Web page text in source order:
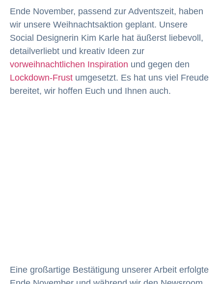
Ende November, passend zur Adventszeit, haben
wir unsere Weihnachtsaktion geplant. Unsere
Social Designerin Kim Karle hat äußerst liebevoll,
detailverliebt und kreativ Ideen zur
vorweihnachtlichen Inspiration und gegen den
Lockdown-Frust umgesetzt. Es hat uns viel Freude
bereitet, wir hoffen Euch und Ihnen auch.
Eine großartige Bestätigung unserer Arbeit erfolgte